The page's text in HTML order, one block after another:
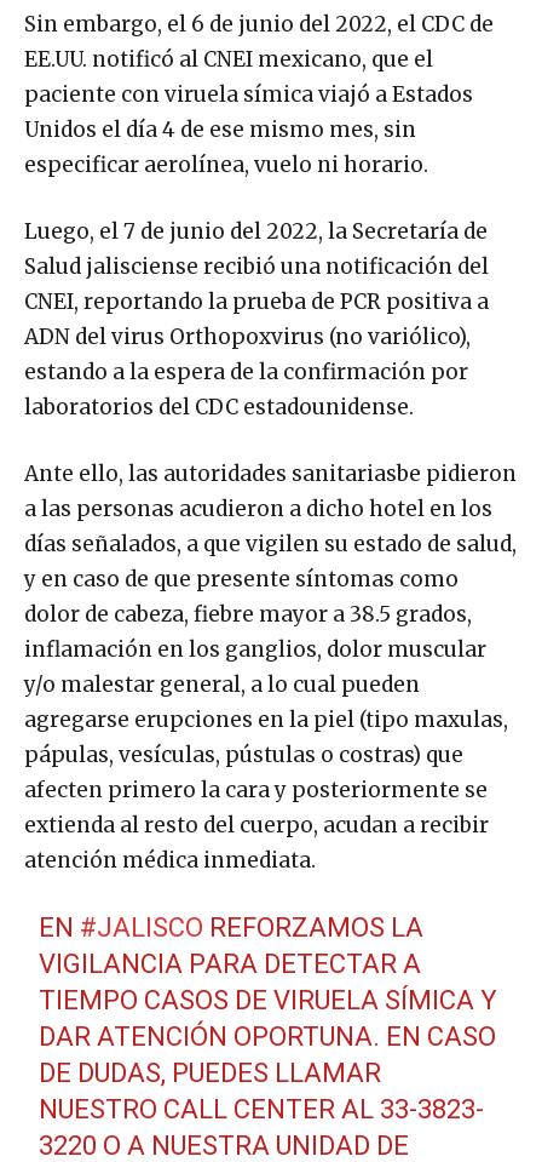
Sin embargo, el 6 de junio del 2022, el CDC de
EE.UU. notificó al CNEI mexicano, que el
paciente con viruela símica viajó a Estados
Unidos el día 4 de ese mismo mes, sin
especificar aerolínea, vuelo ni horario.
Luego, el 7 de junio del 2022, la Secretaría de
Salud jalisciense recibió una notificación del
CNEI, reportando la prueba de PCR positiva a
ADN del virus Orthopoxvirus (no variólico),
estando a la espera de la confirmación por
laboratorios del CDC estadounidense.
Ante ello, las autoridades sanitariasbe pidieron
a las personas acudieron a dicho hotel en los
días señalados, a que vigilen su estado de salud,
y en caso de que presente síntomas como
dolor de cabeza, fiebre mayor a 38.5 grados,
inflamación en los ganglios, dolor muscular
y/o malestar general, a lo cual pueden
agregarse erupciones en la piel (tipo maxulas,
pápulas, vesículas, pústulas o costras) que
afecten primero la cara y posteriormente se
extienda al resto del cuerpo, acudan a recibir
atención médica inmediata.
EN #JALISCO REFORZAMOS LA
VIGILANCIA PARA DETECTAR A
TIEMPO CASOS DE VIRUELA SÍMICA Y
DAR ATENCIÓN OPORTUNA. EN CASO
DE DUDAS, PUEDES LLAMAR
NUESTRO CALL CENTER AL 33-3823-
3220 O A NUESTRA UNIDAD DE